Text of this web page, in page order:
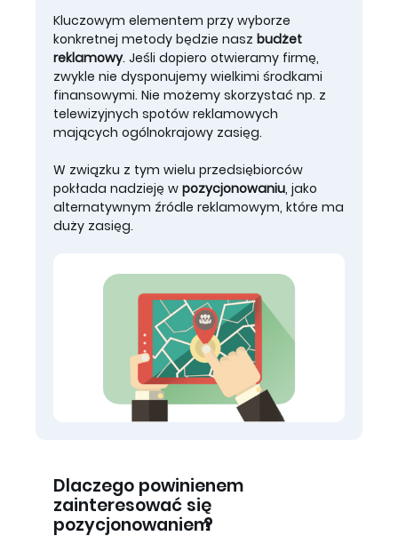
Kluczowym elementem przy wyborze
konkretnej metody będzie nasz budżet
reklamowy. Jeśli dopiero otwieramy firmę,
zwykle nie dysponujemy wielkimi środkami
finansowymi. Nie możemy skorzystać np. z
telewizyjnych spotów reklamowych
mających ogólnokrajowy zasięg.
W związku z tym wielu przedsiębiorców
pokłada nadzieję w pozycjonowaniu, jako
alternatywnym źródle reklamowym, które ma
duży zasięg.
Dlaczego powinienem
zainteresować się
pozycjonowaniem?